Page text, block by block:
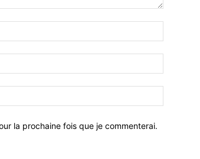
la prochaine fois que je commenterai.